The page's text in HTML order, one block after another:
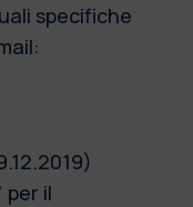
specifiche
per il